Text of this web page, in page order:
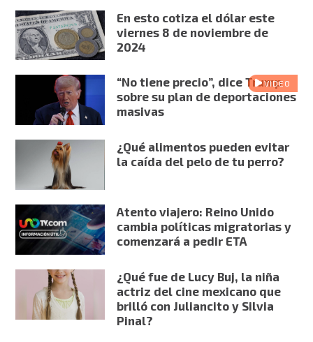
En esto cotiza el dólar este
viernes 8 de noviembre de
2024
VIDEO
“No tiene precio”, dice Trump
sobre su plan de deportaciones
masivas
¿Qué alimentos pueden evitar
la caída del pelo de tu perro?
Atento viajero: Reino Unido
cambia políticas migratorias y
comenzará a pedir ETA
¿Qué fue de Lucy Buj, la niña
actriz del cine mexicano que
brilló con Juliancito y Silvia
Pinal?